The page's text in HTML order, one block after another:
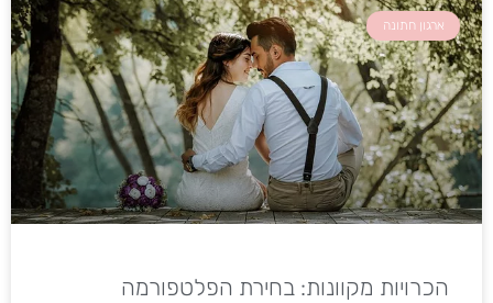
ארגון חתונה
הכרויות מקוונות: בחירת הפלטפורמה